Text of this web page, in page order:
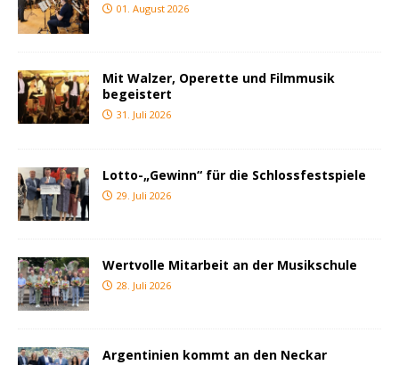
01. August 2026
Mit Walzer, Operette und Filmmusik
begeistert
31. Juli 2026
Lotto-„Gewinn“ für die Schlossfestspiele
29. Juli 2026
Wertvolle Mitarbeit an der Musikschule
28. Juli 2026
Argentinien kommt an den Neckar